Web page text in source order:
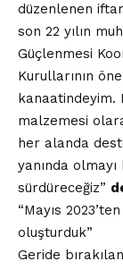
düzenlenen
son 22 yılın
Güçlenmesi
Kurullarının
kanaatindeyim.
malzemesi
her alanda
yanında
sürdüreceğiz”
“Mayıs
oluşturduk”
Geride